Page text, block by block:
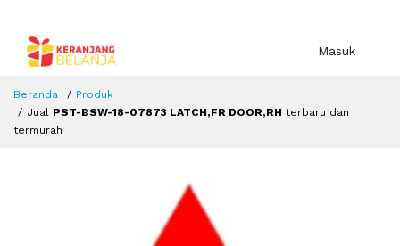
Masuk
Beranda
Produk
Jual PST-BSW-18-07873 LATCH,FR DOOR,RH terbaru dan
termurah